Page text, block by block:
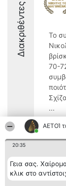
ΑΕΤΟΊ
20:35
Γεια σας.
κλικ στο
Διακριθέντες
Το
70-
...
9.6
Διοργανωτής της
κατάταξης
BEAUTIFUL COMPANY